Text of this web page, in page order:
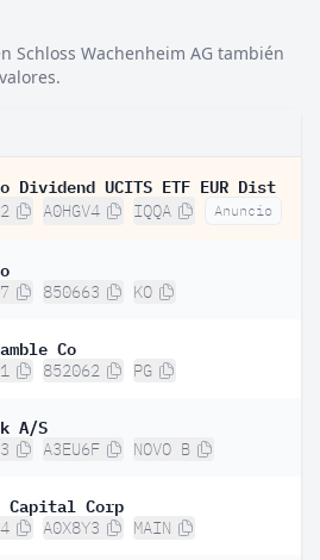
Schloss Wachenheim AG también
Dividend UCITS ETF EUR Dist
A0HGV4 IQQA Anuncio
850663 KO
Co
852062 PG
A/S
A3EU6F NOVO B
Capital Corp
A0X8Y3 MAIN